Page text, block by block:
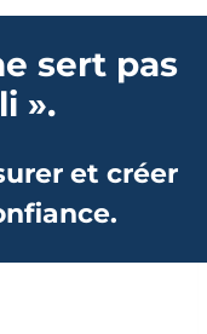
sert pas
».
et créer